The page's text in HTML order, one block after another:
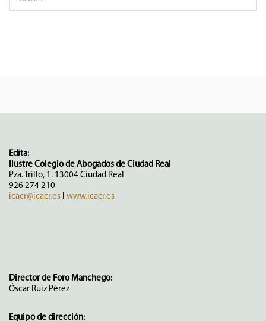
Edita:
Ilustre Colegio de Abogados de Ciudad Real
Pza. Trillo, 1. 13004 Ciudad Real
926 274 210
icacr@icacr.es I www.icacr.es
Director de Foro Manchego:
Óscar Ruiz Pérez
Equipo de dirección: